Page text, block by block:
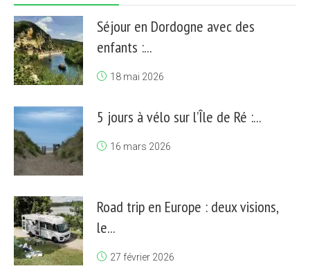
Séjour en Dordogne avec des
enfants :...
18 mai 2026
5 jours à vélo sur l’Île de Ré :...
16 mars 2026
Road trip en Europe : deux visions,
le...
27 février 2026